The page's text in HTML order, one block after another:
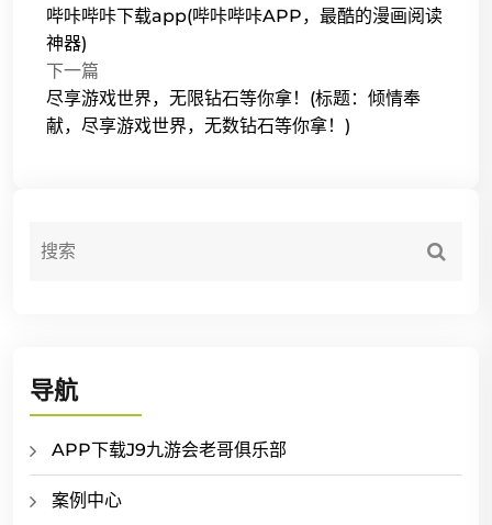
哔咔哔咔下载app(哔咔哔咔APP，最酷的漫画阅读
神器)
下一篇
尽享游戏世界，无限钻石等你拿！(标题：倾情奉
献，尽享游戏世界，无数钻石等你拿！)
导航
APP下载J9九游会老哥俱乐部
案例中心